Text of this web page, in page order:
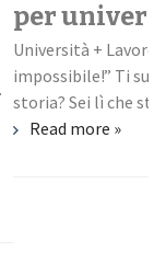
perché può
facile il tuo
bartender
È sabato sera. Sei